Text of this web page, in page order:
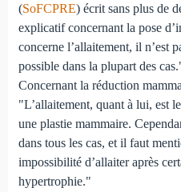
(SoFCPRE) écrit sans plus de
explicatif concernant la pose
concerne l’allaitement, il n’est
possible dans la plupart des
Concernant la réduction
"L’allaitement, quant à lui, est
une plastie mammaire.
dans tous les cas, et il faut
impossibilité d’allaiter après
hypertrophie."